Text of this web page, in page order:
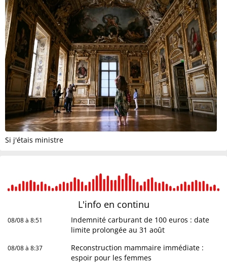
Si j'étais ministre
L'info en continu
08/08 à 8:51
Indemnité carburant de 100 euros : date
limite prolongée au 31 août
08/08 à 8:37
Reconstruction mammaire immédiate :
espoir pour les femmes